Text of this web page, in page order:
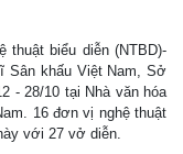
thuật biểu diễn (NTBD)-
Sân khấu Việt Nam, Sở
- 28/10 tại Nhà văn hóa
16 đơn vị nghệ thuật
với 27 vở diễn.